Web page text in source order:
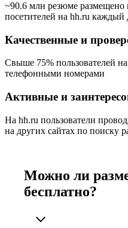
~90.6 млн резюме размещено
посетителей на hh.ru каждый
Качественные и
Свыше 75% пользователей
телефонными номерами
Активные и
На hh.ru пользователи
на других сайтах по поиску
Можно ли
бесплатно?